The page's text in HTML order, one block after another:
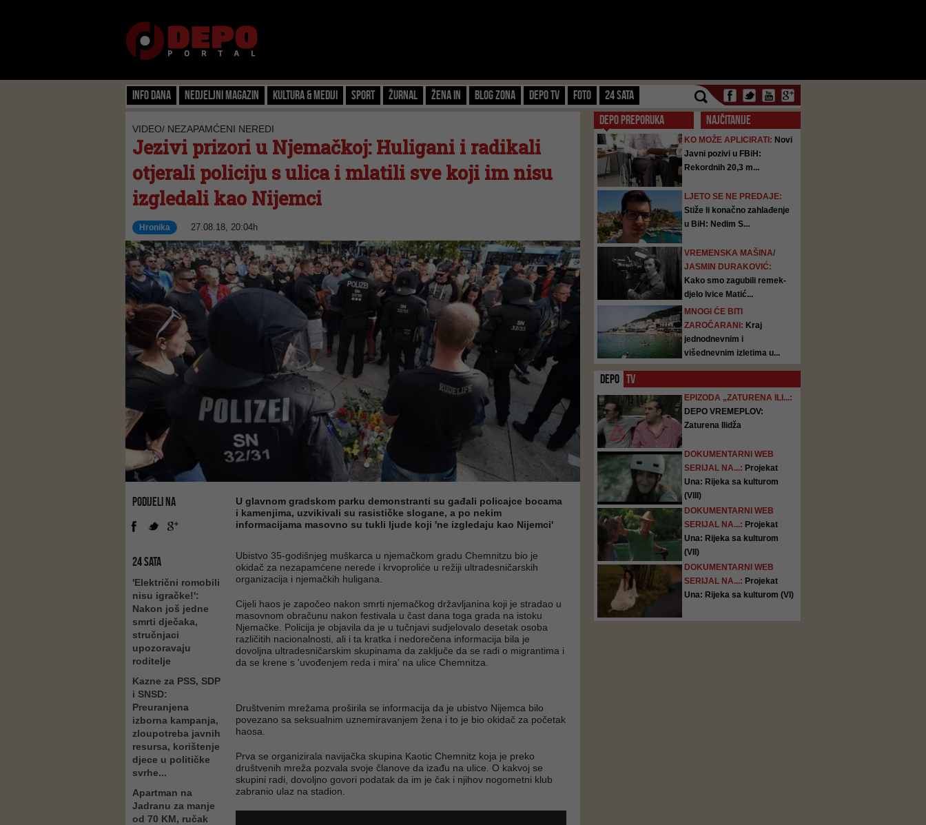
Info dana Nedjeljni magazin Kultura & Mediji Sport Žurnal Žena IN Blog zona Depo TV FOTO 24 SATA
VIDEO/ NEZAPAMĆENI NEREDI
Jezivi prizori u Njemačkoj: Huligani i radikali
otjerali policiju s ulica i mlatili sve koji im nisu
izgledali kao Nijemci
Hronika 27.08.18, 20:04h
PODIJELI NA
24 SATA
'Električni romobili
nisu igračke!':
Nakon još jedne
smrti dječaka,
stručnjaci
upozoravaju
roditelje
Kazne za PSS, SDP
i SNSD:
Preuranjena
izborna kampanja,
zloupotreba javnih
resursa, korištenje
djece u političke
svrhe...
Apartman na
Jadranu za manje
od 70 KM, ručak
U glavnom gradskom parku demonstranti su gađali policajce bocama
i kamenjima, uzvikivali su rasističke slogane, a po nekim
informacijama masovno su tukli ljude koji 'ne izgledaju kao Nijemci'
Ubistvo 35-godišnjeg muškarca u njemačkom gradu Chemnitzu bio je
okidač za nezapamćene nerede i krvoproliće u režiji ultradesničarskih
organizacija i njemačkih huligana.
Cijeli haos je započeo nakon smrti njemačkog državljanina koji je stradao u
masovnom obračunu nakon festivala u čast dana toga grada na istoku
Njemačke. Policija je objavila da je u tučnjavi sudjelovalo desetak osoba
različitih nacionalnosti, ali i ta kratka i nedorečena informacija bila je
dovoljna ultradesničarskim skupinama da zaključe da se radi o migrantima i
da se krene s 'uvođenjem reda i mira' na ulice Chemnitza.
Društvenim mrežama proširila se informacija da je ubistvo Nijemca bilo
povezano sa seksualnim uznemiravanjem žena i to je bio okidač za početak
haosa.
Prva se organizirala navijačka skupina Kaotic Chemnitz koja je preko
društvenih mreža pozvala svoje članove da izađu na ulice. O kakvoj se
skupini radi, dovoljno govori podatak da im je čak i njihov nogometni klub
zabranio ulaz na stadion.
DEPO PREPORUKA NAJČITANIJE
KO MOŽE APLICIRATI: Novi
Javni pozivi u FBiH:
Rekordnih 20,3 m...
LJETO SE NE PREDAJE:
Stiže li konačno zahlađenje
u BiH: Nedim S...
VREMENSKA MAŠINA/
JASMIN DURAKOVIĆ:
Kako smo zagubili remek-
djelo Ivice Matić...
MNOGI ĆE BITI
ZAROČARANI: Kraj
jednodnevnim i
višednevnim izletima u...
DEPO TV
EPIZODA „ZATURENA ILI...:
DEPO VREMEPLOV:
Zaturena Ilidža
DOKUMENTARNI WEB
SERIJAL NA...: Projekat
Una: Rijeka sa kulturom
(VIII)
DOKUMENTARNI WEB
SERIJAL NA...: Projekat
Una: Rijeka sa kulturom
(VII)
DOKUMENTARNI WEB
SERIJAL NA...: Projekat
Una: Rijeka sa kulturom (VI)